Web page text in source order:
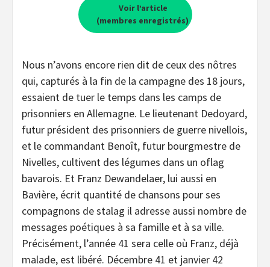
Voir l’article
(membres enregistrés)
Nous n’avons encore rien dit de ceux des nôtres
qui, capturés à la fin de la campagne des 18 jours,
essaient de tuer le temps dans les camps de
prisonniers en Allemagne. Le lieutenant Dedoyard,
futur président des prisonniers de guerre nivellois,
et le commandant Benoît, futur bourgmestre de
Nivelles, cultivent des légumes dans un oflag
bavarois. Et Franz Dewandelaer, lui aussi en
Bavière, écrit quantité de chansons pour ses
compagnons de stalag il adresse aussi nombre de
messages poétiques à sa famille et à sa ville.
Précisément, l’année 41 sera celle où Franz, déjà
malade, est libéré. Décembre 41 et janvier 42